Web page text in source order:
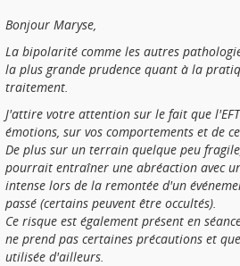
Bonjour Maryse,
La bipolarité comme les autres
la plus grande prudence quant à la
traitement.
J'attire votre attention sur le fait que
émotions, sur vos comportements et de
De plus sur un terrain quelque peu
pourrait entraîner une abréaction avec
intense lors de la remontée d'un
passé (certains peuvent être occultés).
Ce risque est également présent en
ne prend pas certaines précautions et
utilisée d'ailleurs.